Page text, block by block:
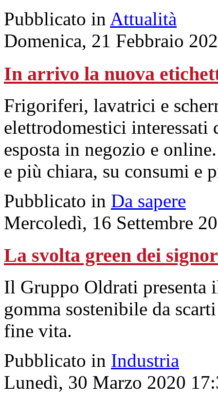
Pubblicato in Attualità
Domenica, 21 Febbraio
In arrivo la nuova
Frigoriferi, lavatrici e
elettrodomestici interessati
esposta in negozio e
e più chiara, su consumi e
Pubblicato in Da sapere
Mercoledì, 16 Settembre
La svolta green dei
Il Gruppo Oldrati presenta
gomma sostenibile da
fine vita.
Pubblicato in Industria
Lunedì, 30 Marzo 2020